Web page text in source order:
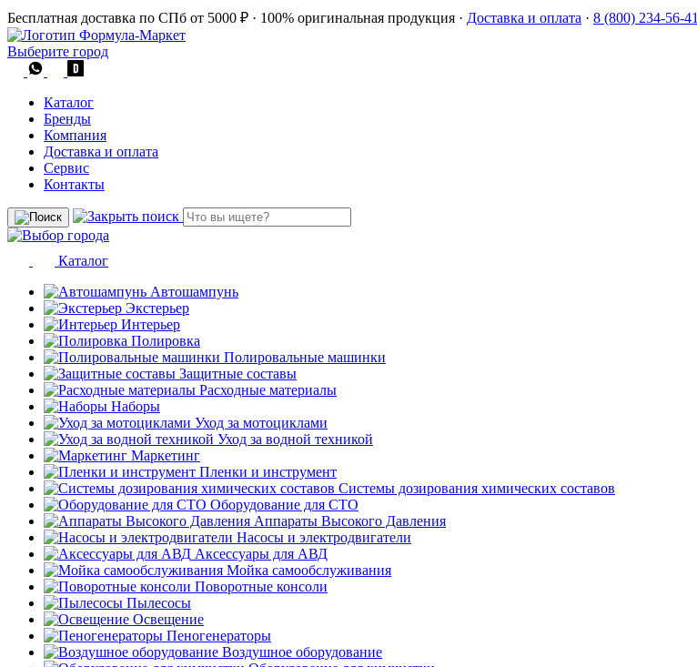
Бесплатная доставка по СПб от 5000 ₽ · 100% оригинальная продукция · Доставка и оплата · 8 (800) 234-56-41
Выберите город
Каталог
Бренды
Компания
Доставка и оплата
Сервис
Контакты
Каталог
Автошампунь
Экстерьер
Интерьер
Полировка
Полировальные машинки
Защитные составы
Расходные материалы
Наборы
Уход за мотоциклами
Уход за водной техникой
Маркетинг
Пленки и инструмент
Системы дозирования химических составов
Оборудование для СТО
Аппараты Высокого Давления
Насосы и электродвигатели
Аксессуары для АВД
Мойка самообслуживания
Поворотные консоли
Пылесосы
Освещение
Пеногенераторы
Воздушное оборудование